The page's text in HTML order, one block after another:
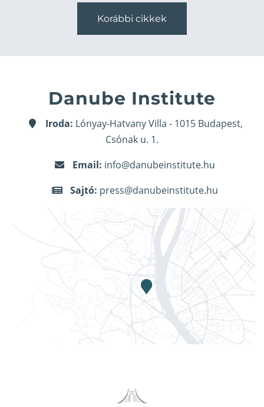
Korábbi cikkek
Danube Institute
Iroda: Lónyay-Hatvany Villa - 1015 Budapest,
Csónak u. 1.
Email: info@danubeinstitute.hu
Sajtó: press@danubeinstitute.hu